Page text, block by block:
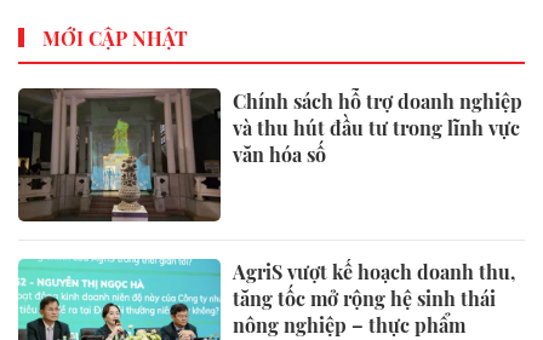
MỚI CẬP NHẬT
Chính sách hỗ trợ doanh nghiệp
và thu hút đầu tư trong lĩnh vực
văn hóa số
AgriS vượt kế hoạch doanh thu,
tăng tốc mở rộng hệ sinh thái
nông nghiệp – thực phẩm